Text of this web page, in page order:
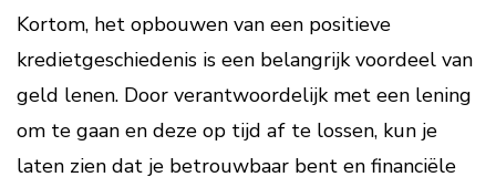
Kortom, het opbouwen van een positieve
kredietgeschiedenis is een belangrijk voordeel van
geld lenen. Door verantwoordelijk met een lening
om te gaan en deze op tijd af te lossen, kun je
laten zien dat je betrouwbaar bent en financiële